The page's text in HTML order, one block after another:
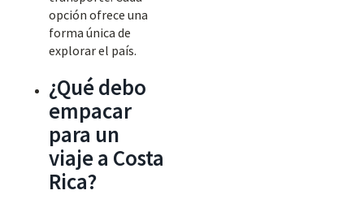
opción ofrece una
forma única de
explorar el país.
¿Qué debo
empacar
para un
viaje a Costa
Rica?